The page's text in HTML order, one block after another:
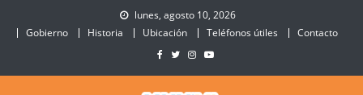
lunes, agosto 10, 2026
Gobierno
Historia Ubicación Teléfonos útiles Contacto